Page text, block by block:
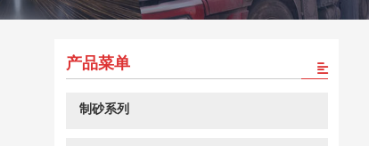
产品菜单
制砂系列